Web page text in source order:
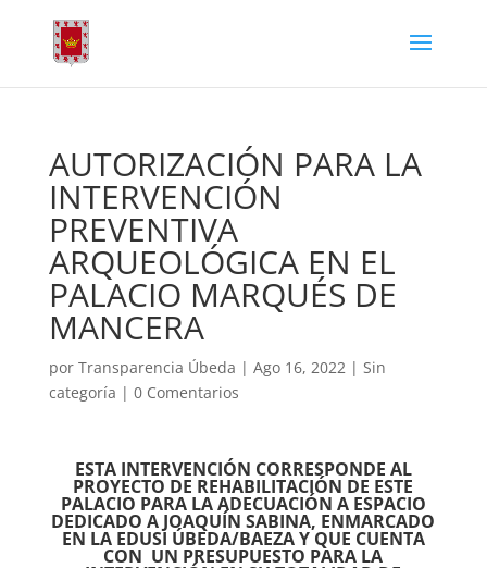
AUTORIZACIÓN PARA LA
INTERVENCIÓN
PREVENTIVA
ARQUEOLÓGICA EN EL
PALACIO MARQUÉS DE
MANCERA
por Transparencia Úbeda | Ago 16, 2022| Sin
categoría | 0 Comentarios
ESTA INTERVENCIÓN CORRESPONDE AL
PROYECTO DE REHABILITACIÓN DE ESTE
PALACIO PARA LA ADECUACIÓN A ESPACIO
DEDICADO A JOAQUÍN SABINA, ENMARCADO
EN LA EDUSI ÚBEDA/BAEZA Y QUE CUENTA
CON UN PRESUPUESTO PARA LA